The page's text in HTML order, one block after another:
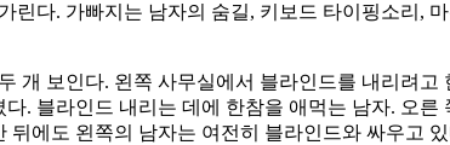
린다. 가빠지는 남자의 숨길, 키보드 타이핑소리,
개 보인다. 왼쪽 사무실에서 블라인드를 내리려
. 블라인드 내리는 데에 한참을 애먹는 남자. 오
뒤에도 왼쪽의 남자는 여전히 블라인드와 싸우고